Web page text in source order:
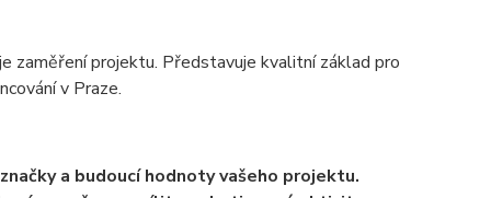
zaměření projektu. Představuje kvalitní základ pro
v Praze.
a budoucí hodnoty vašeho projektu.